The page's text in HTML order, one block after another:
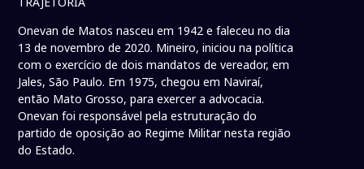
Onevan de Matos nasceu em 1942 e faleceu no dia
13 de novembro de 2020. Mineiro, iniciou na política
com o exercício de dois mandatos de vereador, em
Jales, São Paulo. Em 1975, chegou em Naviraí,
então Mato Grosso, para exercer a advocacia.
Onevan foi responsável pela estruturação do
partido de oposição ao Regime Militar nesta região
do Estado.